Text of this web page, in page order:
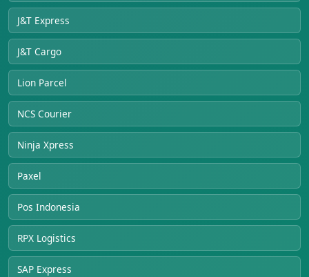
J&T Express
J&T Cargo
Lion Parcel
NCS Courier
Ninja Xpress
Paxel
Pos Indonesia
RPX Logistics
SAP Express